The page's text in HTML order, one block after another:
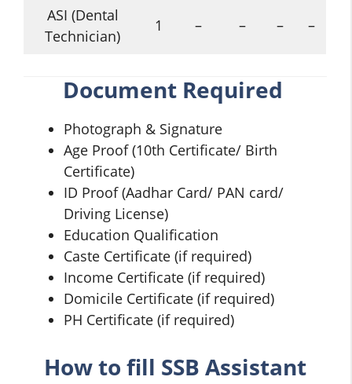
ASI (Dental
Technician)
1 – – – –
Document Required
Photograph & Signature
Age Proof (10th Certificate/ Birth
Certificate)
ID Proof (Aadhar Card/ PAN card/
Driving License)
Education Qualification
Caste Certificate (if required)
Income Certificate (if required)
Domicile Certificate (if required)
PH Certificate (if required)
How to fill SSB Assistant